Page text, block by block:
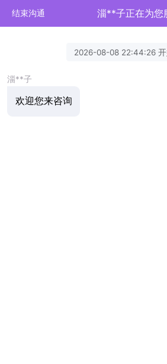
结束沟通 淄**子正在为您
2026-08-08 22:44:26 开
淄**子
欢迎您来咨询